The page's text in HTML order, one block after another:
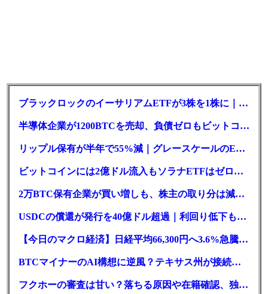
ブラックロックのイーサリアムETFが3株を1株に｜年初来37%安
半導体企業が1200BTCを売却、負債ゼロもビットコイン戦略は後退
リップル保有が半年で55%減｜グレースケールのETF、純資産1.6億ドル減
ビットコインには2億ドル流入もソラナETFはゼロ｜5営業日連続で停止
2万BTC保有企業が買い増しも、株主の取り分は減少｜目標と逆行
USDCの償還が発行を40億ドル超過｜利回り低下も収益は増加
【今日のマクロ経済】日経平均66,300円へ3.6%急騰もAI投資回収懸念が再燃
BTCマイナーのAI構想に逆風？テキサス州が接続審査を厳格化
フクホーの審査は甘い？落ちる原因や在籍確認、独自の方式を徹底解説